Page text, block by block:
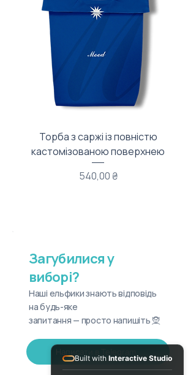
Торба з саржі із повністю
кастомізованою поверхнею
Ціна
540,00 ₴
Загубилися у
виборі?
Наші ельфики знають відповідь
на будь-яке
запитання — просто напишіть 🧝
Написати в Telegram
Built with Interactive Studio